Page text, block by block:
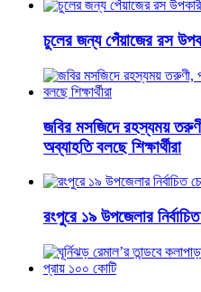
চুলের জন্য পেঁয়াজের রস
জবির মসজিদে রহস্যময়
অব্যাহতি বলছে শিক্ষার্থীরা
রংপুরে ১৯ উপজেলার